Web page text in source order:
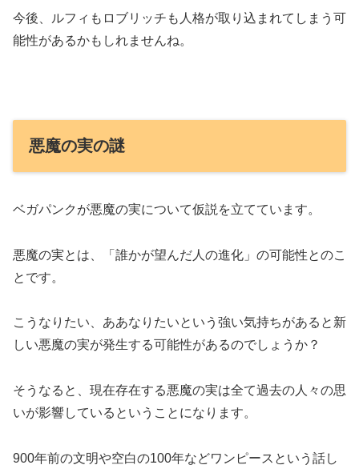
今後、ルフィもロブリッチも人格が取り込まれてしまう可
能性があるかもしれませんね。
悪魔の実の謎
ベガパンクが悪魔の実について仮説を立てています。
悪魔の実とは、「誰かが望んだ人の進化」の可能性とのこ
とです。
こうなりたい、ああなりたいという強い気持ちがあると新
しい悪魔の実が発生する可能性があるのでしょうか？
そうなると、現在存在する悪魔の実は全て過去の人々の思
いが影響しているということになります。
900年前の文明や空白の100年などワンピースという話し